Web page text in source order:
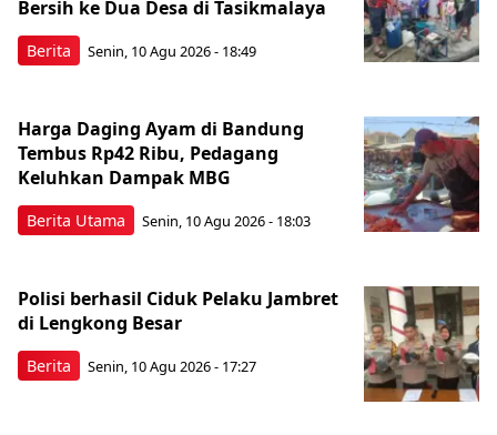
Berita
Bersih ke Dua Desa di Tasikmalaya
Senin, 10 Agu 2026 - 18:49
Berita Utama
Harga Daging Ayam di Bandung
Tembus Rp42 Ribu, Pedagang
Keluhkan Dampak MBG
Senin, 10 Agu 2026 - 18:03
Berita
Polisi berhasil Ciduk Pelaku Jambret
di Lengkong Besar
Senin, 10 Agu 2026 - 17:27